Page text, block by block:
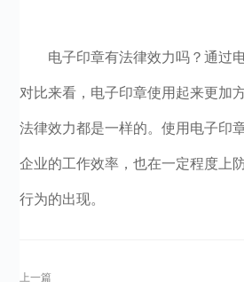
电子印章有法律效力吗？通过
对比来看，电子印章使用起来更加
法律效力都是一样的。使用电子印
企业的工作效率，也在一定程度上
行为的出现。
上一篇